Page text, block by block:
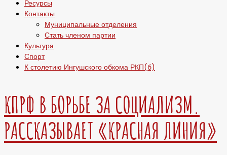
Ресурсы
Контакты
Муниципальные отделения
Стать членом партии
Культура
Спорт
К столетию Ингушского обкома РКП(б)
КПРФ В БОРЬБЕ ЗА СОЦИАЛИЗМ.
РАССКАЗЫВАЕТ «КРАСНАЯ ЛИНИЯ»